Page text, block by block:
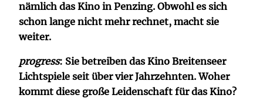
nämlich das Kino in Penzing. Obwohl es sich
schon lange nicht mehr rechnet, macht sie
weiter.
progress: Sie betreiben das Kino Breitenseer
Lichtspiele seit über vier Jahrzehnten. Woher
kommt diese große Leidenschaft für das Kino?